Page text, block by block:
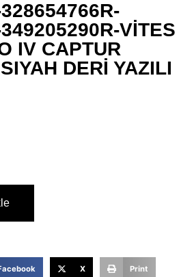
VİTES
IV CAPTUR
DERİ YAZILI
X Print